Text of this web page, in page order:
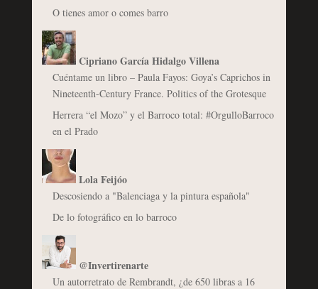
O tienes amor o comes barro
Cipriano García Hidalgo Villena
Cuéntame un libro – Paula Fayos: Goya’s Caprichos in
Nineteenth-Century France. Politics of the Grotesque
Herrera “el Mozo” y el Barroco total: #OrgulloBarroco
en el Prado
Lola Feijóo
Descosiendo a "Balenciaga y la pintura española"
De lo fotográfico en lo barroco
@Invertirenarte
Un autorretrato de Rembrandt, ¿de 650 libras a 16